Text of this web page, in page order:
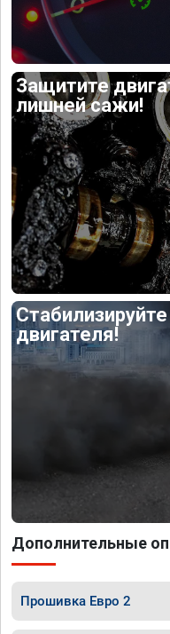
Защитите
лишней сажи!
двигателя!
Дополнительные
Прошивка Евро 2